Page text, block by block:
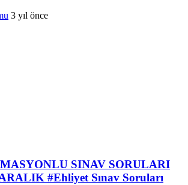
3 yıl önce
SINAV SORULARI
#Ehliyet Sınav Soruları